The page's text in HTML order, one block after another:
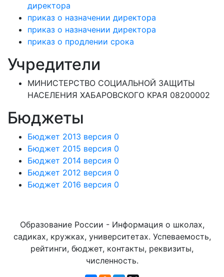
директора
приказ о назначении директора
приказ о назначении директора
приказ о продлении срока
Учредители
МИНИСТЕРСТВО СОЦИАЛЬНОЙ ЗАЩИТЫ
НАСЕЛЕНИЯ ХАБАРОВСКОГО КРАЯ 08200002
Бюджеты
Бюджет 2013 версия 0
Бюджет 2015 версия 0
Бюджет 2014 версия 0
Бюджет 2012 версия 0
Бюджет 2016 версия 0
Образование России - Информация о школах,
садиках, кружках, университетах. Успеваемость,
рейтинги, бюджет, контакты, реквизиты,
численность.